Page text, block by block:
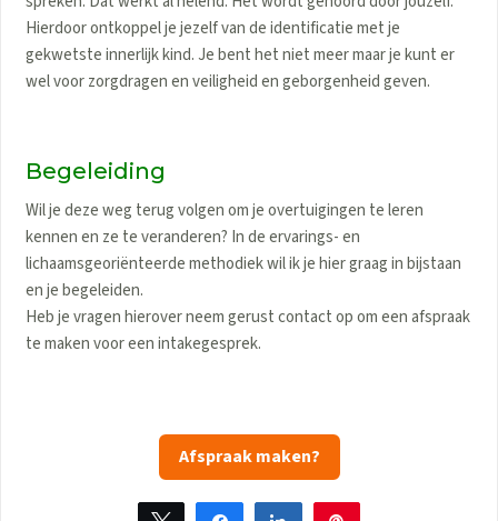
Hierdoor ontkoppel je jezelf van de identificatie met je
gekwetste innerlijk kind. Je bent het niet meer maar je kunt er
wel voor zorgdragen en veiligheid en geborgenheid geven.
Begeleiding
Wil je deze weg terug volgen om je overtuigingen te leren
kennen en ze te veranderen? In de ervarings- en
lichaamsgeoriënteerde methodiek wil ik je hier graag in bijstaan
en je begeleiden.
Heb je vragen hierover neem gerust contact op om een afspraak
te maken voor een intakegesprek.
Afspraak maken?